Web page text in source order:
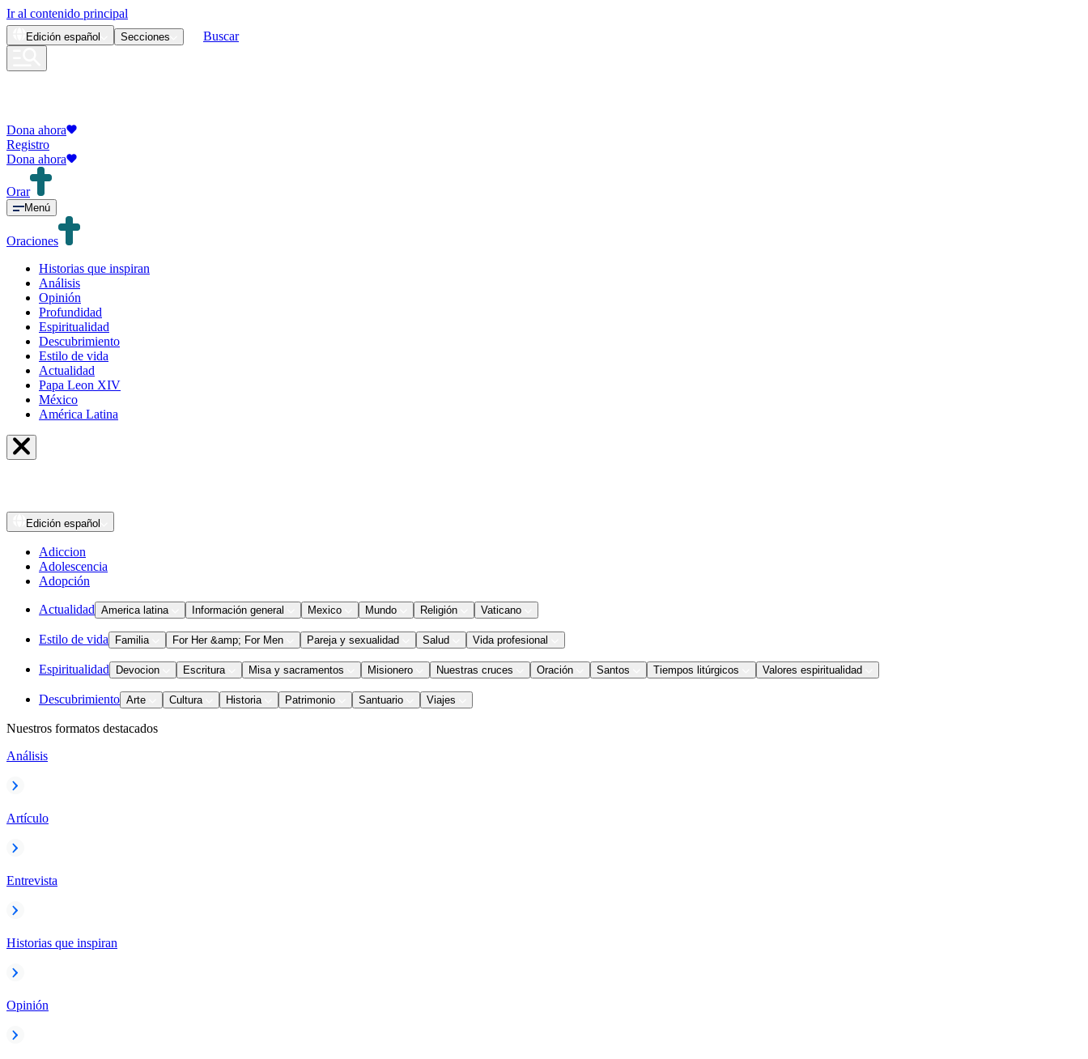
Ir al contenido principal
Edición español Secciones Buscar
Dona ahora
Registro
Dona ahora
Orar
Menú
Oraciones
Historias que inspiran
Análisis
Opinión
Profundidad
Espiritualidad
Descubrimiento
Estilo de vida
Actualidad
Papa Leon XIV
México
América Latina
Edición español
Adiccion
Adolescencia
Adopción
Actualidad America latina Información general Mexico Mundo Religión Vaticano
Estilo de vida Familia For Her &amp; For Men Pareja y sexualidad Salud Vida profesional
Espiritualidad Devocion Escritura Misa y sacramentos Misionero Nuestras cruces Oración Santos Tiempos litúrgicos Valores espiritualidad
Descubrimiento Arte Cultura Historia Patrimonio Santuario Viajes
Nuestros formatos destacados
Análisis
Artículo
Entrevista
Historias que inspiran
Opinión